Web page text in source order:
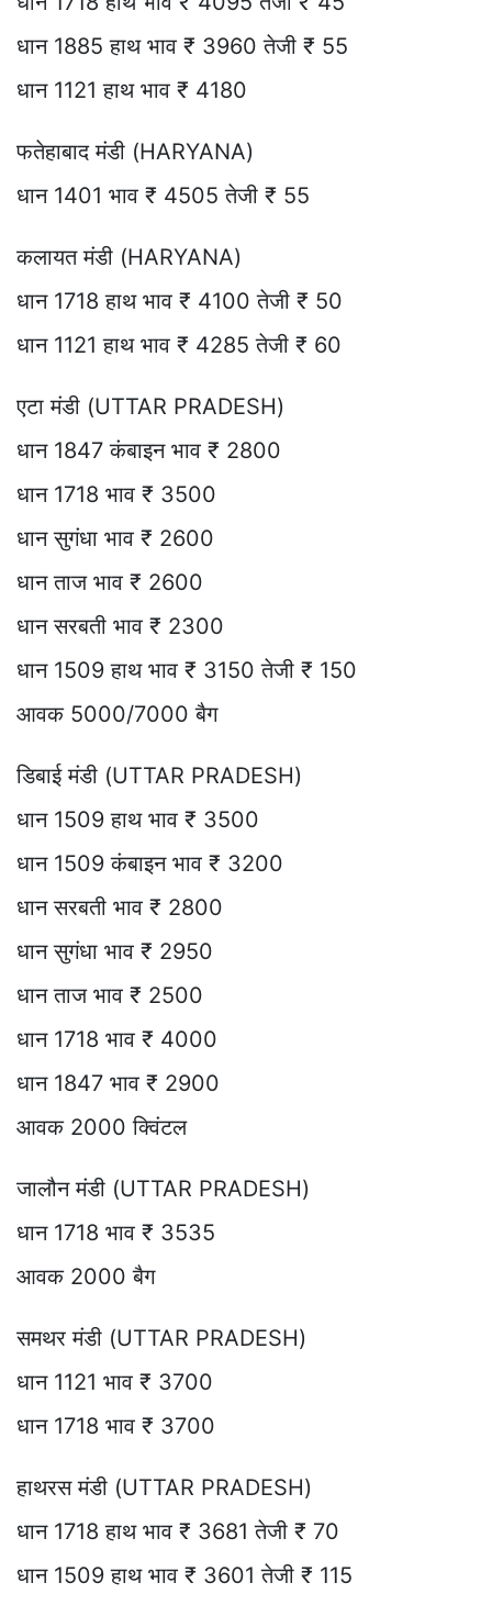
धान 1885 हाथ भाव ₹ 3960 तेजी ₹ 55
धान 1121 हाथ भाव ₹ 4180
फतेहाबाद मंडी (HARYANA)
धान 1401 भाव ₹ 4505 तेजी ₹ 55
कलायत मंडी (HARYANA)
धान 1718 हाथ भाव ₹ 4100 तेजी ₹ 50
धान 1121 हाथ भाव ₹ 4285 तेजी ₹ 60
एटा मंडी (UTTAR PRADESH)
धान 1847 कंबाइन भाव ₹ 2800
धान 1718 भाव ₹ 3500
धान सुगंधा भाव ₹ 2600
धान ताज भाव ₹ 2600
धान सरबती भाव ₹ 2300
धान 1509 हाथ भाव ₹ 3150 तेजी ₹ 150
आवक 5000/7000 बैग
डिबाई मंडी (UTTAR PRADESH)
धान 1509 हाथ भाव ₹ 3500
धान 1509 कंबाइन भाव ₹ 3200
धान सरबती भाव ₹ 2800
धान सुगंधा भाव ₹ 2950
धान ताज भाव ₹ 2500
धान 1718 भाव ₹ 4000
धान 1847 भाव ₹ 2900
आवक 2000 क्विंटल
जालौन मंडी (UTTAR PRADESH)
धान 1718 भाव ₹ 3535
आवक 2000 बैग
समथर मंडी (UTTAR PRADESH)
धान 1121 भाव ₹ 3700
धान 1718 भाव ₹ 3700
हाथरस मंडी (UTTAR PRADESH)
धान 1718 हाथ भाव ₹ 3681 तेजी ₹ 70
धान 1509 हाथ भाव ₹ 3601 तेजी ₹ 115